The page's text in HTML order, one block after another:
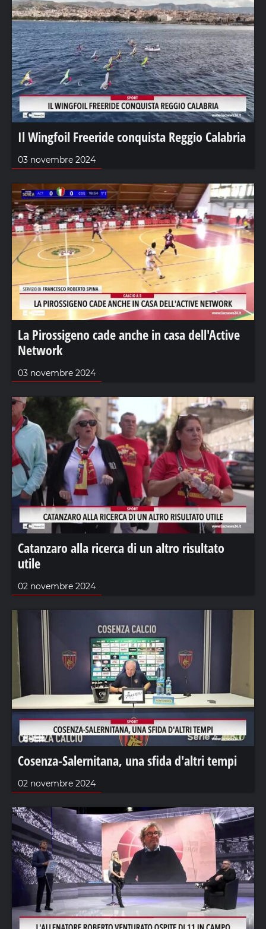
Il Wingfoil Freeride conquista Reggio Calabria
03 novembre 2024
La Pirossigeno cade anche in casa dell'Active
Network
03 novembre 2024
Catanzaro alla ricerca di un altro risultato
utile
02 novembre 2024
Cosenza-Salernitana, una sfida d'altri tempi
02 novembre 2024